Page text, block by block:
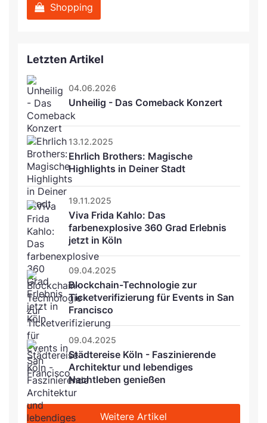
Shopping
Letzten Artikel
04.06.2026
Unheilig - Das Comeback Konzert
13.12.2025
Ehrlich Brothers: Magische
Highlights in Deiner Stadt
19.11.2025
Viva Frida Kahlo: Das
farbenexplosive 360 Grad Erlebnis
jetzt in Köln
09.04.2025
Blockchain-Technologie zur
Ticketverifizierung für Events in San
Francisco
09.04.2025
Städtereise Köln - Faszinierende
Architektur und lebendiges
Nachtleben genießen
Weitere Artikel